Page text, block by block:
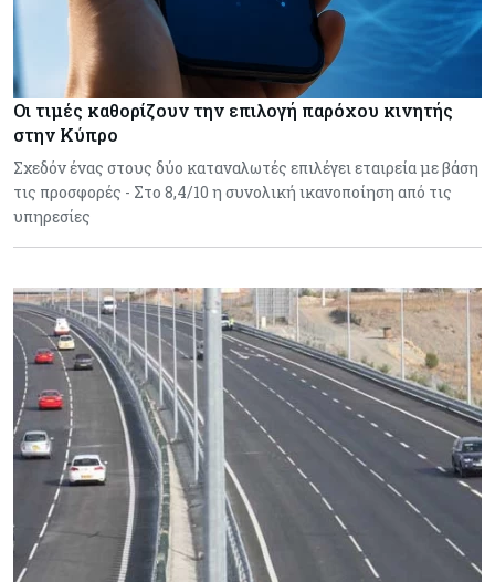
Οι τιμές καθορίζουν την επιλογή παρόχου κινητής
στην Κύπρο
Σχεδόν ένας στους δύο καταναλωτές επιλέγει εταιρεία με βάση
τις προσφορές - Στο 8,4/10 η συνολική ικανοποίηση από τις
υπηρεσίες